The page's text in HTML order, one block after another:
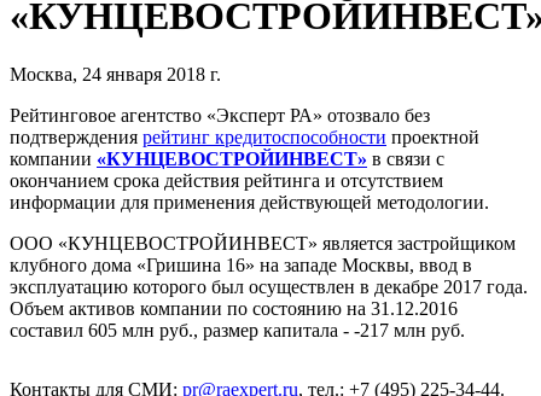
Москва, 24 января 2018 г.
Рейтинговое агентство «Эксперт РА» отозвало без
подтверждения рейтинг кредитоспособности проектной
компании «КУНЦЕВОСТРОЙИНВЕСТ» в связи с
окончанием срока действия рейтинга и отсутствием
информации для применения действующей методологии.
ООО «КУНЦЕВОСТРОЙИНВЕСТ» является застройщиком
клубного дома «Гришина 16» на западе Москвы, ввод в
эксплуатацию которого был осуществлен в декабре 2017 года.
Объем активов компании по состоянию на 31.12.2016
составил 605 млн руб., размер капитала - -217 млн руб.
Контакты для СМИ: pr@raexpert.ru, тел.: +7 (495) 225-34-44.